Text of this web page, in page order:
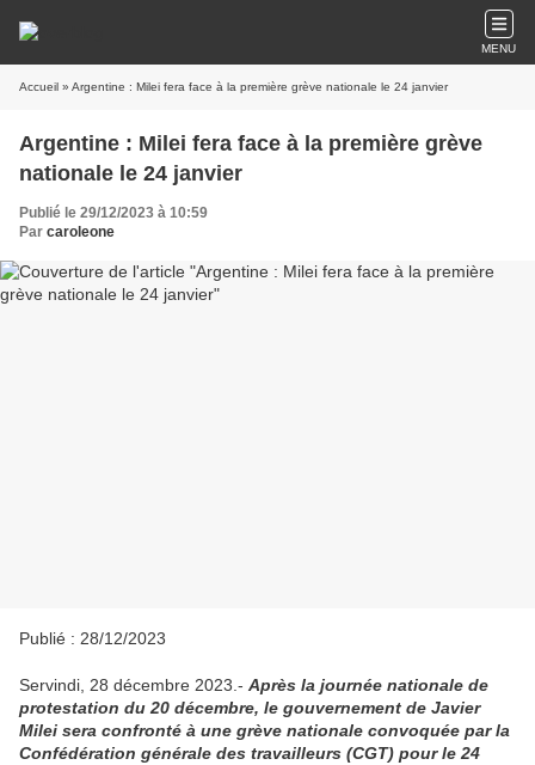
MENU
Accueil » Argentine : Milei fera face à la première grève nationale le 24 janvier
Argentine : Milei fera face à la première grève
nationale le 24 janvier
Publié le 29/12/2023 à 10:59
Par caroleone
Publié : 28/12/2023
Servindi, 28 décembre 2023.- Après la journée nationale de
protestation du 20 décembre, le gouvernement de Javier
Milei sera confronté à une grève nationale convoquée par la
Confédération générale des travailleurs (CGT) pour le 24